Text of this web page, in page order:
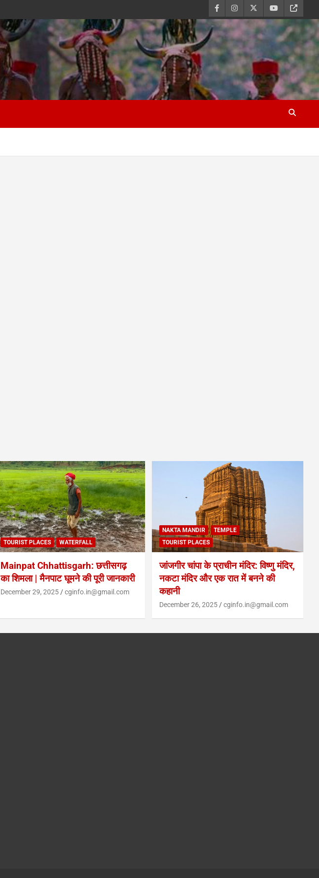
TOURIST PLACES WATERFALL
Mainpat Chhattisgarh: छत्तीसगढ़
का शिमला | मैनपाट घूमने की पूरी जानकारी
December 29, 2025 cginfo.in@gmail.com
NAKTA MANDIR
TEMPLE
TOURIST PLACES
जांजगीर चांपा के प्राचीन मंदिर: विष्णु मंदिर,
नकटा मंदिर और एक रात में बनने की
कहानी
December 26, 2025 cginfo.in@gmail.com